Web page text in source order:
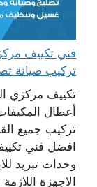
تركيب صيانة
تكييف مركزي
أعطال
تركيب جميع
افضل فني
وحدات تبريد
الاجهزة